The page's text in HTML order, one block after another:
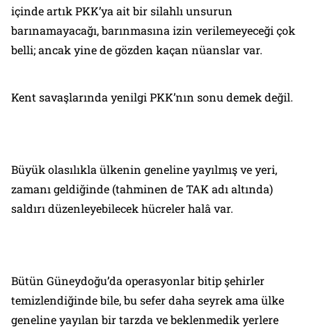
içinde artık PKK’ya ait bir silahlı unsurun
barınamayacağı, barınmasına izin verilemeyeceği çok
belli; ancak yine de gözden kaçan nüanslar var.
Kent savaşlarında yenilgi PKK’nın sonu demek değil.
Büyük olasılıkla ülkenin geneline yayılmış ve yeri,
zamanı geldiğinde (tahminen de TAK adı altında)
saldırı düzenleyebilecek hücreler halâ var.
Bütün Güneydoğu’da operasyonlar bitip şehirler
temizlendiğinde bile, bu sefer daha seyrek ama ülke
geneline yayılan bir tarzda ve beklenmedik yerlere